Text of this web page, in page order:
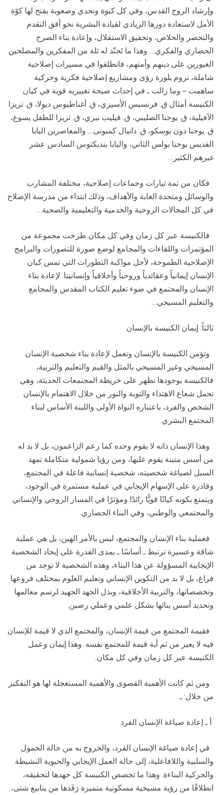
وإرشاد الروح القدس، وفي كل كبوة وتحدي وصعوبة يفتح لها كوّة
الأمل لاستعادة دورها الريادي لقيادة البشرية نحو أفق التقدم
والتحضر والخلاص، وتحقيق الاستقلال، وإعادة بناء الصرح
الحضاري والفكري… وهذا ما تَجنّد له ثلة من المفكرين والمصلحين
الغيورين على دينهم وأمتهم، فانطلقوا في مسيرات إصلاحية
شاملة، تروم بلورة رؤى ومشاريع إصلاحية فكرية وحركية
ساهمت – وما زالت ـ في إحداث صيحة تغييريه قوية في كيان
الكنيسة أمثال ق. فرنسيس الأسيزي، ق. أغناطيوس ديولا، ق. تريزا
الآفيلية، ق. يوحنا الصليبي، ق. فيليب نيري، ق. تريزا للطفل يسوع،
ق. يوحنا دون بوسكو، ق. دانيال كمبونى… والمعاصرين البابا
القديس يوحنا بولس الثاني، والبابا بنديكتوس السادس عشر
غيرهم الكثير…
فكان من ثمة تيارات وجماعات إصلاحية، مختلفة المشارب
والوسائل ومتحدة الغاية والأهداف، وذلك ابتداء من مدرسة الإصلاح
في كل المجالات الروحية والخدمية والتعليمية والصحية…
فالكنيسة عبر كل زمان وفي كل مكان طرحت مجموعة من
المؤتمرات واللقاءات والمجامع لوضع صورة للتصورات والبرامج
الإصلاحية الطموحة، لأجل مواكبة التطورات التي تمس كيان
الإنسان إيمانياً وعقائدياً وروحياً وأخلاقياً وإنسانيتا. لإعادة بناء
الإنسان والمجتمع في ضوء تعليم الكتاب المقدس والمجامع
والتعليم المسيحي…
ثالثاً: إيمان الكنيسة بالإنسان
وتؤمن الكنيسة بالإنسان وتعمل لإعادة بناء شخصية الإنسان
المسيحي وغير المسيحي بالمثل والقيم والتعليم والتربية،
فالكنيسة بوجودها تظهر على خريطة المجتمعات الحديثة، وهي
تحمل شعاع الاهتداء والتوبة والنور من خلال الاهتمام بالإنسان
الشخص والفرد، باعتباره النواة الأولى واللبنة الأساس لبناء
المجتمع البشري.
وهذا الإنسان ذاته لا يقوم وحده كما زعم الزاعمون، بل لا بد له
من أسس متينة يقوم عليها، ومن رؤيا شمولية متكاملة تمهد
السبل لصياغة شخصيته، شخصية إنسانية فاعلة في المجتمع،
وقادرة على الإسهام الإيجابي في عملية مستمرة في الوجود،
ويتمتع بكونه كيانًا قويًّا رائدًا ومؤثرًا في المسار الروحي والإنساني
والمجتمعي والوطني، وفي البناء الحضاري.
فعملية بناء الإنسان والمجتمع، ليس بالأمر الهين، بل هي عملية
شاقة وعسيرة ترتبط ـ أساسًا ـ بمدى القدرة على إيجاد الشخصية
الإيجابية المسؤولة عن هذا البناء، وهذه الشخصية لا توجد من
فراغ، بل لا بد من التكوين الإنساني وتعليم العلوم بمختلف فروعها
وتخصصاتها، والتربية الأخلاقية، وبذل الجهد الجهيد لرسم معالمها
وتحديد أسس بنائها بشكل علمي وعملي رصين.
فقيمة المجتمع من قيمة الإنسان، والمجتمع الذي لا قيمة للإنسان
فيه لا يعير من ثم أية قيمة للمجتمع نفسه. وهذا إيمان وعمل
الكنيسة عبر كل زمان وفي كل مكان.
ومن ثم كانت الأهمية القصوى والأهمية المستعجلة لها هو التفكير
من خلال: ـ
أ ـ إعادة صياغة الإنسان الفرد
في إعادة صياغة الإنسان الفرد، والخروج به من حالة الخمول
والسلبية واللافاعلية، إلى حالة العمل الإيجابي والحيوية النشيطة
والحركية البناءة. وهذا ما تخصص الكنيسة كل جهدها لتحقيقه،
انطلاقًا من رؤية مسيحية مسكونية متميزة رَفَدها من ينابيع شتى،